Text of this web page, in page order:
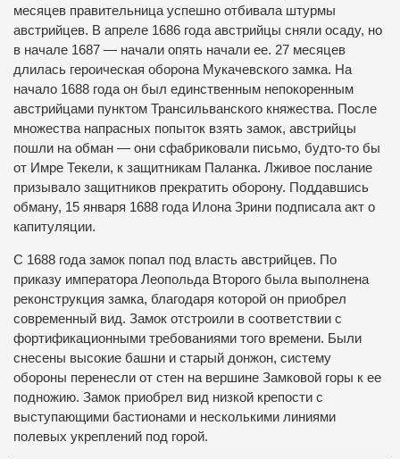
месяцев правительница успешно отбивала штурмы
австрийцев. В апреле 1686 года австрийцы сняли осаду, но
в начале 1687 — начали опять начали ее. 27 месяцев
длилась героическая оборона Мукачевского замка. На
начало 1688 года он был единственным непокоренным
австрийцами пунктом Трансильванского княжества. После
множества напрасных попыток взять замок, австрийцы
пошли на обман — они сфабриковали письмо, будто-то бы
от Имре Текели, к защитникам Паланка. Лживое послание
призывало защитников прекратить оборону. Поддавшись
обману, 15 января 1688 года Илона Зрини подписала акт о
капитуляции.
С 1688 года замок попал под власть австрийцев. По
приказу императора Леопольда Второго была выполнена
реконструкция замка, благодаря которой он приобрел
современный вид. Замок отстроили в соответствии с
фортификационными требованиями того времени. Были
снесены высокие башни и старый донжон, систему
обороны перенесли от стен на вершине Замковой горы к ее
подножию. Замок приобрел вид низкой крепости с
выступающими бастионами и несколькими линиями
полевых укреплений под горой.